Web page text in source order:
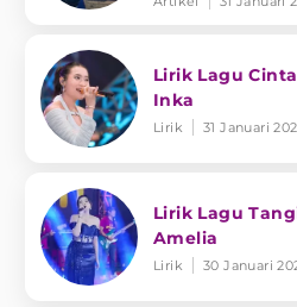
Lirik Lagu
Inka
Lirik 31 Januari
Lirik Lagu
Amelia
Lirik 30 Januari